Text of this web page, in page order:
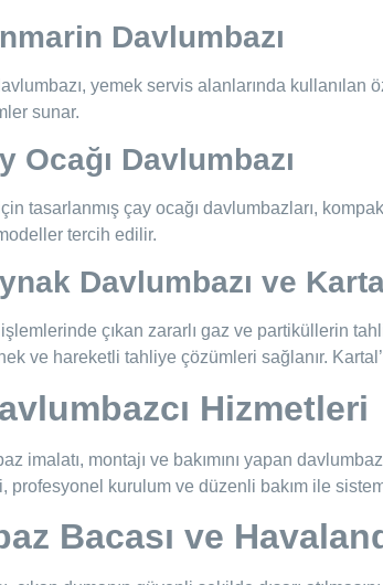
Davlumbazı
yemek servis alanlarında kullanılan
sunar.
Ocağı Davlumbazı
tasarlanmış çay ocağı davlumbazları,
tercih edilir.
Davlumbazı ve
çıkan zararlı gaz ve partiküllerin
ve hareketli tahliye çözümleri sağlanır.
Hizmetleri
imalatı, montajı ve bakımını yapan
profesyonel kurulum ve düzenli bakım ile
Bacası ve